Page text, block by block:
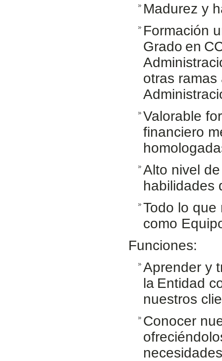
Madurez y
Formación
Grado en
otras
Valorable
financiero
Alto nivel
Todo lo que
como
Funciones:
Aprender y
la Entidad
nuestros
Conocer